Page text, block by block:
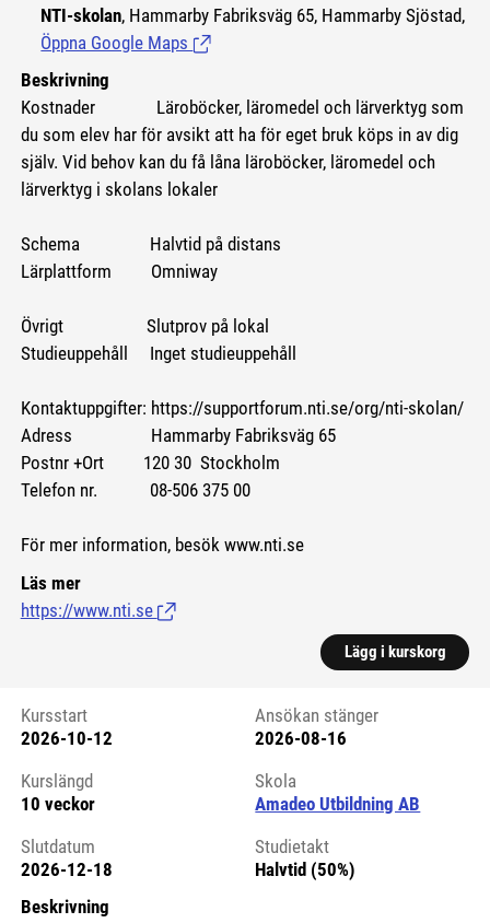
NTI-skolan, Hammarby Fabriksväg 65, Hammarby Sjöstad,
Öppna Google Maps (Länk till extern sida.)
Beskrivning
Kostnader Läroböcker, läromedel och lärverktyg som
du som elev har för avsikt att ha för eget bruk köps in av dig
själv. Vid behov kan du få låna läroböcker, läromedel och
lärverktyg i skolans lokaler
Schema Halvtid på distans
Lärplattform Omniway
Övrigt Slutprov på lokal
Studieuppehåll Inget studieuppehåll
Kontaktuppgifter: https://supportforum.nti.se/org/nti-skolan/
Adress Hammarby Fabriksväg 65
Postnr +Ort 120 30 Stockholm
Telefon nr. 08-506 375 00
För mer information, besök www.nti.se
Läs mer
https://www.nti.se (Länk till extern sida.)
Lägg i kurskorg
Kursstart 6155336
Kursstart
2026-10-12
Ansökan stänger
2026-08-16
Kurslängd
10 veckor
Skola
Amadeo Utbildning AB
Slutdatum
2026-12-18
Studietakt
Halvtid (50%)
Beskrivning